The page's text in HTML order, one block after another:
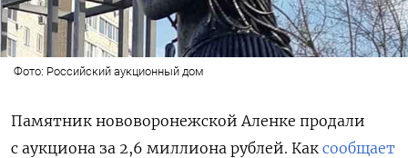
Фото: Российский аукционный дом
Памятник нововоронежской Аленке продали
с аукциона за 2,6 миллиона рублей. Как сообщает